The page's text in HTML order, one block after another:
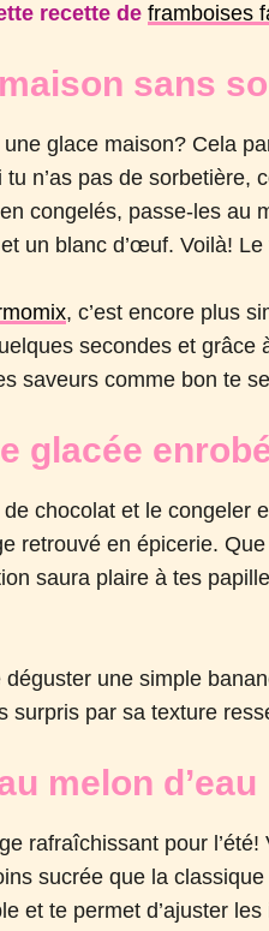
recette deframboises
sans
glace maison? Cela
tu n’as pas de sorbetière,
congelés, passe-les au
un blanc d’œuf. Voilà!
, c’est encore plus
secondes et grâce
saveurs comme bon te
glacée
chocolat et le congeler
retrouvé en épicerie.
saura plaire à tes
une simple
surpris par sa texture
melon d’eau
rafraîchissant pour
sucrée que la
et te permet d’ajuster